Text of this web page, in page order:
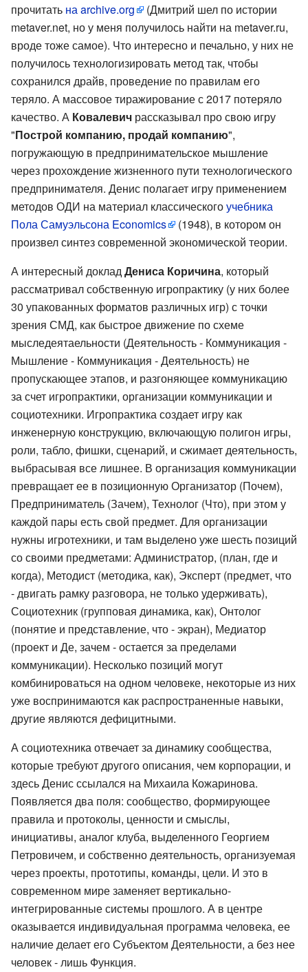
прочитать на archive.org
(Дмитрий шел по истории
metaver.net, но у меня получилось найти на metaver.ru,
вроде тоже самое). Что интересно и печально, у них не
получилось технологизировать метод так, чтобы
сохранился драйв, проведение по правилам его
теряло. А массовое тиражирование с 2017 потеряло
качество. А Ковалевич рассказывал про свою игру
"Построй компанию, продай компанию",
погружающую в предпринимательское мышление
через прохождение жизненного пути технологического
предпринимателя. Денис полагает игру применением
методов ОДИ на материал классическогоучебника
Пола Самуэльсона Economics
(1948), в котором он
произвел синтез современной экономической теории.
А интересный докладДениса Коричина, который
рассматривал собственную игропрактику (у них более
30 упакованных форматов различных игр) с точки
зрения СМД, как быстрое движение по схеме
мыследеятаельности (Деятельность - Коммуникация -
Мышление - Коммуникация - Деятельность) не
пропускающее этапов, и разгоняющее коммуникацию
за счет игропрактики, организации коммуникации и
социотехники. Игропрактика создает игру как
инженерную конструкцию, включающую полигон игры,
роли, табло, фишки, сценарий, и сжимает деятельность,
выбрасывая все лишнее. В организация коммуникации
превращает ее в позиционную Организатор (Почем),
Предприниматель (Зачем), Технолог (Что), при этом у
каждой пары есть свой предмет. Для организации
нужны игротехники, и там выделено уже шесть позиций
со своими предметами: Администратор, (план, где и
когда), Методист (методика, как), Эксперт (предмет, что
- двигать рамку разговора, не только удерживать),
Социотехник (групповая динамика, как), Онтолог
(понятие и представление, что - экран), Медиатор
(проект и Де, зачем - остается за пределами
коммуникации). Несколько позиций могут
комбинироваться на одном человеке, некоторые из них
уже воспринимаются как распространенные навыки,
другие являются дефицитными.
А социотехника отвечает за динамику сообщества,
которые требуют другого описания, чем корпорации, и
здесь Денис ссылался на Михаила Кожаринова.
Появляется два поля: сообщество, формирующее
правила и протоколы, ценности и смыслы,
инициативы, аналог клуба, выделенного Георгием
Петровичем, и собственно деятельность, организуемая
через проекты, прототипы, команды, цели. И это в
современном мире заменяет вертикально-
интегрированные системы прошлого. А в центре
оказывается индивидуальная программа человека, ее
наличие делает его Субъектом Деятельности, а без нее
человек - лишь Функция.